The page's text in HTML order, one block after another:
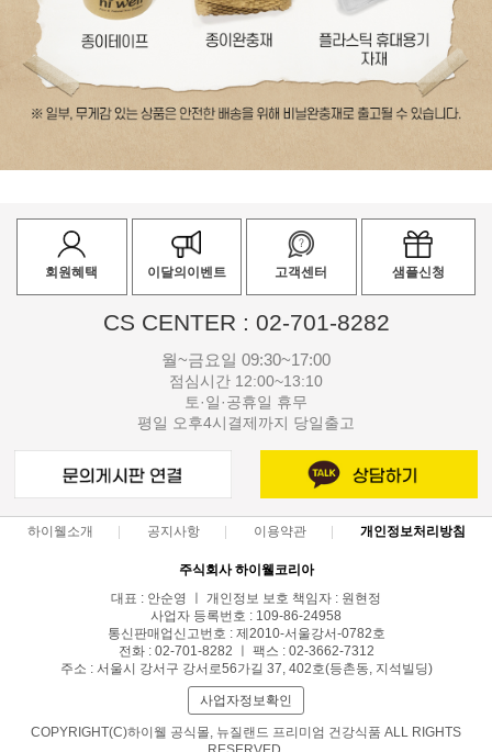
회원혜택 이달의이벤트 고객센터 샘플신청
CS CENTER : 02-701-8282
월~금요일 09:30~17:00
점심시간 12:00~13:10
토·일·공휴일 휴무
평일 오후4시결제까지 당일출고
하이웰소개 공지사항 이용약관 개인정보처리방침
주식회사 하이웰코리아
대표 : 안순영 ㅣ 개인정보 보호 책임자 : 원현정
사업자 등록번호 : 109-86-24958
통신판매업신고번호 : 제2010-서울강서-0782호
전화 : 02-701-8282 ㅣ 팩스 : 02-3662-7312
주소 : 서울시 강서구 강서로56가길 37, 402호(등촌동, 지석빌딩)
사업자정보확인
COPYRIGHT(C)하이웰 공식몰, 뉴질랜드 프리미엄 건강식품 ALL RIGHTS